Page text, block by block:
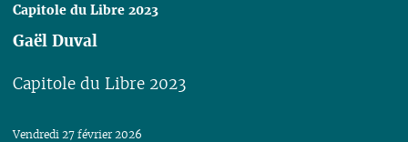
Capitole du Libre 2023
Gaël Duval
Capitole du Libre 2023
Lire
Vendredi 27 février 2026